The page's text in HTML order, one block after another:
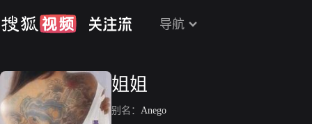
导航
姐姐
别名： Anego